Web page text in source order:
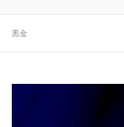
時計コラム
黒金